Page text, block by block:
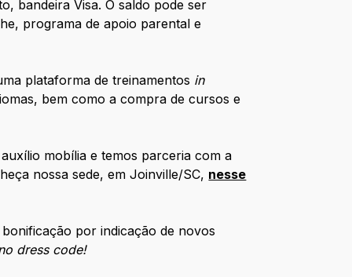
bandeira Visa. O saldo pode ser
programa de apoio parental e
plataforma de treinamentos in
bem como a compra de cursos e
mobília e temos parceria com a
nossa sede, em Joinville/SC, nesse
por indicação de novos
dress code!